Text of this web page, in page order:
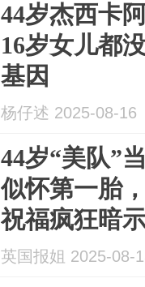
44岁杰西卡
16岁女儿都
基因
杨仔述 2025-08-16
44岁“美队”
似怀第一胎
祝福疯狂暗
英国报姐 2025-08-